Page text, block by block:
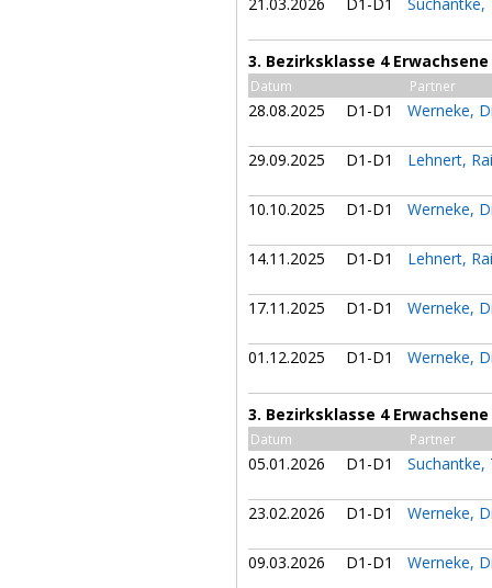
3. Bezirksklasse 4
Datum Partner
28.08.2025 D1-D1 Werneke,
29.09.2025 D1-D1 Lehnert,
10.10.2025 D1-D1 Werneke,
14.11.2025 D1-D1 Lehnert,
17.11.2025 D1-D1 Werneke,
01.12.2025 D1-D1 Werneke,
3. Bezirksklasse 4
Datum Partner
05.01.2026 D1-D1
23.02.2026 D1-D1 Werneke,
09.03.2026 D1-D1 Werneke,